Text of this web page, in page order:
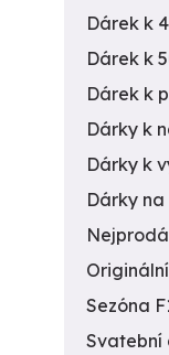
Dárek k
Dárek k
Dárek k
Dárky k
Dárky k
Dárky
Sezóna
Svatební